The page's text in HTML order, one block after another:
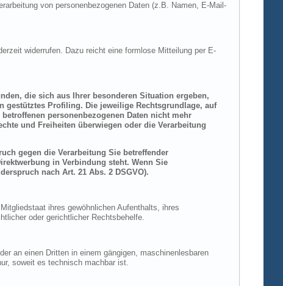
von personenbezogenen Daten (z.B. Namen, E-Mail-
widerrufen. Dazu reicht eine formlose Mitteilung per E-
die sich aus Ihrer besonderen Situation ergeben,
gestütztes Profiling. Die jeweilige Rechtsgrundlage, auf
personenbezogenen Daten nicht mehr
und Freiheiten überwiegen oder die Verarbeitung
gegen die Verarbeitung Sie betreffender
in Verbindung steht. Wenn Sie
nach Art. 21 Abs. 2 DSGVO).
ihres gewöhnlichen Aufenthalts, ihres
oder gerichtlicher Rechtsbehelfe.
an einen Dritten in einem gängigen, maschinenlesbaren
soweit es technisch machbar ist.